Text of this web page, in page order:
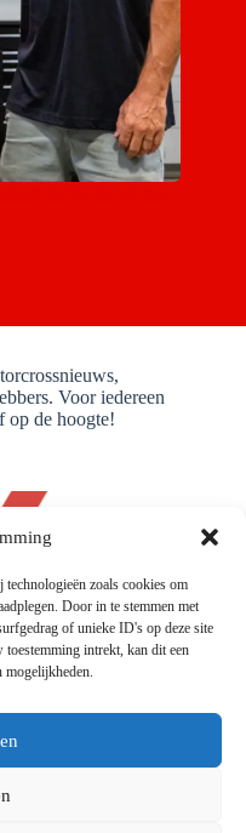
zoals cookies om
Door in te stemmen met
of unieke ID's op deze site
intrekt, kan dit een
mogelijkheden.
Voor iedereen
op de hoogte!
and Developed by